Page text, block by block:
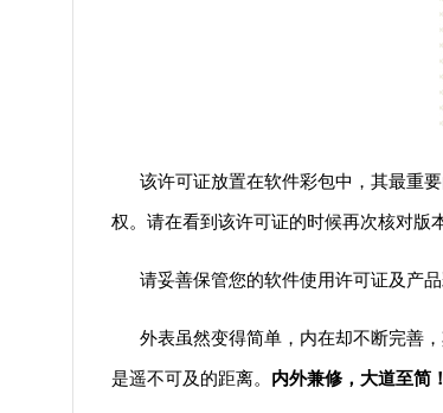
该许可证放置在软件彩包中，其最重要
权。请在看到该许可证的时候再次核对版
请妥善保管您的软件使用许可证及产品
外表虽然变得简单，内在却不断完善，
是遥不可及的距离。 内外兼修，大道至简！